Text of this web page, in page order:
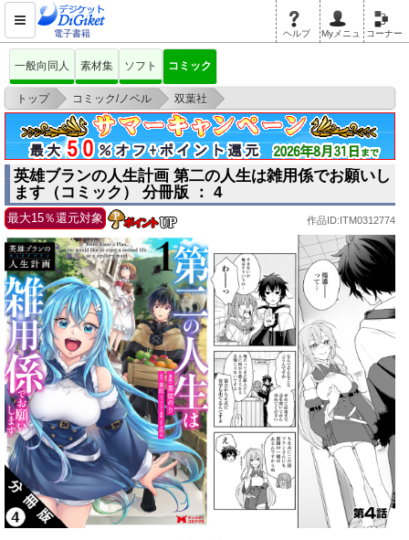
電子書籍 ヘルプ Myメニュ コーナー
一般向同人 素材集 ソフト コミック
トップ > コミック/ノベル > 双葉社
>
英雄ブランの人生計画 第二の人生は雑用係でお願いします（コミック） 分
冊版 ：
英雄ブランの人生計画 第二の人生は雑用係でお願いし
ます（コミック） 分冊版 ： 4
最大15％還元対象 作品ID:ITM0312774